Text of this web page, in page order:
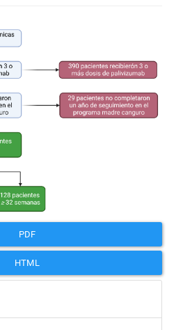
PDF
HTML